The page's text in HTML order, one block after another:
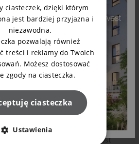
dla kupujących. Głównie ze
poziomu bezpieczeństwa
dzięki obligatoryjnemu
powierniczych. Za sprawą tego
utraty środków finansowych
zakupu jest znacząco ograniczone.
większą przejrzystość i
zakupowego, co niewątpliwie
interesów nabywców.
pewni, że ich inwestycja jest
ciasteczek, dzięki którym
jest bardziej przyjazna i
niezawodna.
pozwalają również
treści i reklamy do Twoich
Możesz dostosować
zgody na ciasteczka.
ciasteczka
Ustawienia